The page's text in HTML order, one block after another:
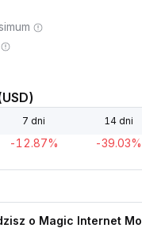
7 dni 14 dni
-12.87% -39.03%
o Magic Internet